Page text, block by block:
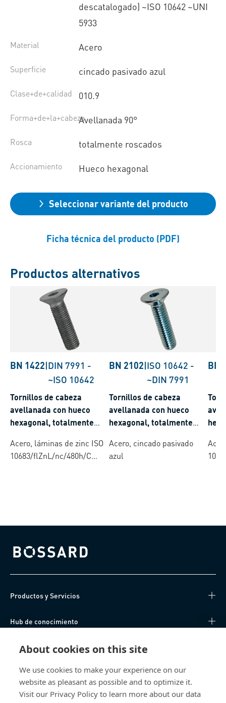
About cookies on this site
We use cookies to make your experience on our
website as pleasant as possible and to optimize it.
Visit our Privacy Policy to learn more about our data
descatalogado) ~ISO 10642 ~UNI
5933
Material Acero
Superficie cincado pasivado azul
Clase+de+calidad 010.9
Forma+de+la+cabezaAvellanada 90°
Rosca totalmente roscados
Accionamiento Hueco hexagonal
Seleccionar variante del producto
Ficha técnica del producto (PDF)
Productos alternativos
BN 1422|DIN 7991 -
~ISO 10642
Tornillos de cabeza
avellanada con hueco
hexagonal, totalmente
Acero, láminas de zinc ISO
10683/flZnL/nc/480h/C
BN 2102|ISO 10642 -
~DIN 7991
Tornillos de cabeza
avellanada con hueco
hexagonal, totalmente
Acero, cincado pasivado
azul
BN
Bossard homepage
Productos y Servicios
Hub de conocimiento
Acceso Directo
Sobre nosotros
Bossard España